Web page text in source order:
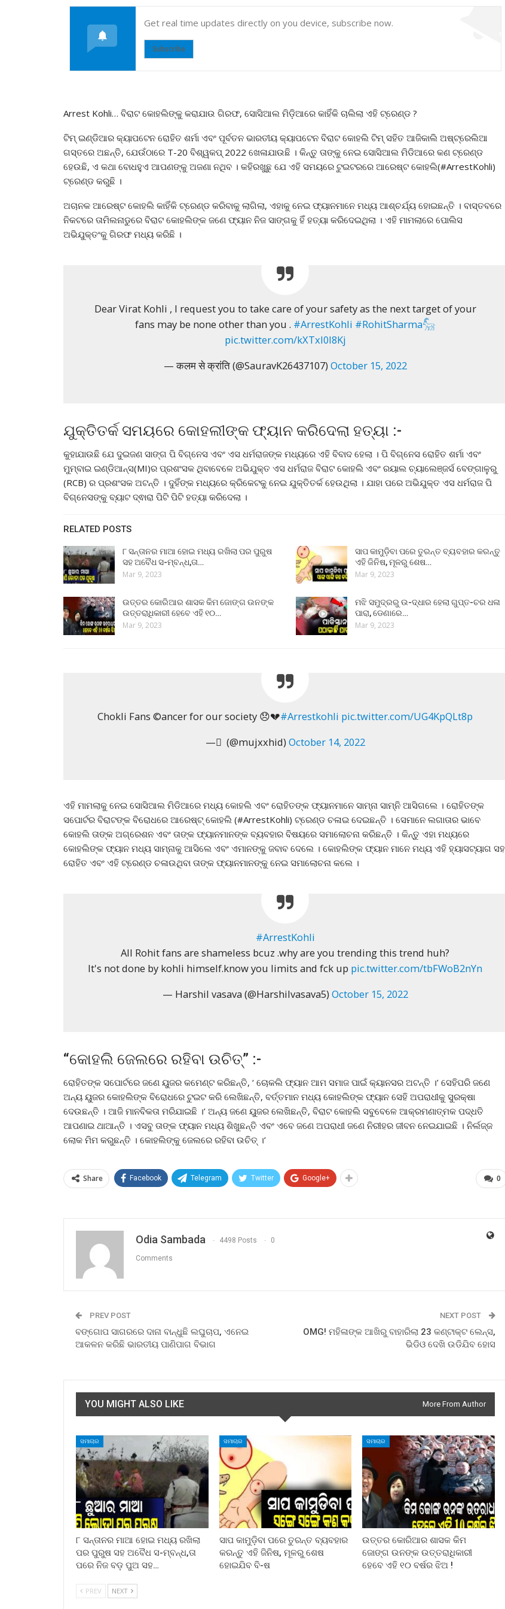
Get real time updates directly on you device, subscribe now.
Subscribe
Arrest Kohli… ବିରାଟ କୋହଲିଙ୍କୁ କରାଯାଉ ଗିରଫ, ସୋସିଆଲ ମିଡ଼ିଆରେ କାହିଁକି ଚାଲିଲା ଏହି ଟ୍ରେଣ୍ଡ ?
ଟିମ୍ ଇଣ୍ଡିଆର କ୍ୟାପଟେନ ରୋହିତ ଶର୍ମା ଏବଂ ପୂର୍ବତନ ଭାରତୀୟ କ୍ୟାପଟେନ ବିରାଟ କୋହଲି ଟିମ୍ ସହିତ ଆଜିକାଲି ଅଷ୍ଟ୍ରେଲିଆ
ଗସ୍ତରେ ଅଛନ୍ତି, ଯେଉଁଠାରେ T-20 ବିଶ୍ୱକପ୍ 2022 ଖେଳାଯାଉଛି । କିନ୍ତୁ ତାଙ୍କୁ ନେଇ ସୋସିଆଲ ମିଡିଆରେ କଣ ଟ୍ରେଣ୍ଡ
ହେଉଛି, ଏ କଥା ବୋଧହୁଏ ଆପଣଙ୍କୁ ଅଜଣା ନଥିବ । କହିରଖୁଛୁ ଯେ ଏହି ସମୟରେ ଟୁଇଟରରେ ଆରେଷ୍ଟ କୋହଲି(#ArrestKohli)
ଟ୍ରେଣ୍ଡ କରୁଛି ।
ଅଚାନକ ଆରେଷ୍ଟ କୋହଲି କାହିଁକି ଟ୍ରେଣ୍ଡ କରିବାକୁ ଲାଗିଲା, ଏହାକୁ ନେଇ ଫ୍ୟାନମାନେ ମଧ୍ୟ ଆଶ୍ଚର୍ଯ୍ୟ ହୋଇଛନ୍ତି । ବାସ୍ତବରେ
ନିକଟରେ ତାମିଲନାଡୁରେ ବିରାଟ କୋହଲିଙ୍କ ଜଣେ ଫ୍ୟାନ ନିଜ ସାଙ୍ଗକୁ ହିଁ ହତ୍ୟା କରିଦେଇଥିଲା । ଏହି ମାମଲାରେ ପୋଲିସ
ଅଭିଯୁକ୍ତଂକୁ ଗିରଫ ମଧ୍ୟ କରିଛି ।
Dear Virat Kohli , I request you to take care of your safety as the next target of your
fans may be none other than you . #ArrestKohli #RohitSharma𓃵
pic.twitter.com/kXTxI0I8Kj
— कलम से क्रांति (@SauravK26437107) October 15, 2022
ଯୁକ୍ତିତର୍କ ସମୟରେ କୋହଲୀଙ୍କ ଫ୍ୟାନ କରିଦେଲା ହତ୍ୟା :-
କୁହାଯାଉଛି ଯେ ଦୁଇଜଣ ସାଙ୍ଗ ପି ବିଗ୍ନେସ ଏବଂ ଏସ ଧର୍ମରାଜଙ୍କ ମଧ୍ୟରେ ଏହି ବିବାଦ ହେଲା । ପି ବିଗ୍ନେସ ରୋହିତ ଶର୍ମା ଏବଂ
ମୁମ୍ବାଇ ଇଣ୍ଡିଆନ୍ସ(MI)ର ପ୍ରଶଂସକ ଥିବାବେଳେ ଅଭିଯୁକ୍ତ ଏସ ଧର୍ମରାଜ ବିରାଟ କୋହଲି ଏବଂ ରୟାଲ ଚ୍ୟାଲେଞ୍ଜର୍ସ ବେଙ୍ଗାଳୁରୁ
(RCB) ର ପ୍ରଶଂସକ ଅଟନ୍ତି । ଦୁହିଁଙ୍କ ମଧ୍ୟରେ କ୍ରିକେଟକୁ ନେଇ ଯୁକ୍ତିତର୍କ ହେଉଥିଲା । ଯାହା ପରେ ଅଭିଯୁକ୍ତ ଏସ ଧର୍ମରାଜ ପି
ବିଗ୍ନେସଙ୍କୁ ବ୍ୟାଟ ଦ୍ଵାରା ପିଟି ପିଟି ହତ୍ୟା କରିଦେଲା ।
RELATED POSTS
୮ ସନ୍ତାନର ମାଆ ହୋଇ ମଧ୍ୟ ରଖିଲା ପର ପୁରୁଷ
ସହ ଅବୈଧ ସ-ମ୍ବନ୍ଧ,ତା…
Mar 9, 2023
ସାପ କାମୁଡ଼ିବା ପରେ ତୁରନ୍ତ ବ୍ୟବହାର କରନ୍ତୁ
ଏହି ଜିନିଷ, ମୂଳରୁ ଶେଷ…
Mar 9, 2023
ଉତ୍ତର କୋରିଆର ଶାସକ କିମ ଜୋଙ୍ଗ ଉନଙ୍କ
ଉତ୍ତରାଧିକାରୀ ହେବେ ଏହି ୧୦…
Mar 9, 2023
ମଝି ସମୁଦ୍ରରୁ ଉ-ଦ୍ଧାର ହେଲା ଗୁପ୍ତ-ଚର ଧଳା
ପାରା, ଡେଣାରେ…
Mar 9, 2023
Chokli Fans ©ancer for our society 😞💔#Arrestkohli pic.twitter.com/UG4KpQLt8p
— ٰ (@mujxxhid) October 14, 2022
ଏହି ମାମଲାକୁ ନେଇ ସୋସିଆଲ ମିଡିଆରେ ମଧ୍ୟ କୋହଲି ଏବଂ ରୋହିତଙ୍କ ଫ୍ୟାନମାନେ ସାମ୍ନା ସାମ୍ନି ଆସିଗଲେ । ରୋହିତଙ୍କ
ସପୋର୍ଟର ବିରାଟଙ୍କ ବିରୋଧରେ ଆରେଷ୍ଟ୍ କୋହଲି (#ArrestKohli) ଟ୍ରେଣ୍ଡ ଚଳାଇ ଦେଇଛନ୍ତି । ସେମାନେ ଲଗାତାର ଭାବେ
କୋହଲି ତାଙ୍କ ଅଗ୍ରେଶନ ଏବଂ ତାଙ୍କ ଫ୍ୟାନମାନଙ୍କ ବ୍ୟବହାର ବିଷୟରେ ସମାଲୋଚନା କରିଛନ୍ତି । କିନ୍ତୁ ଏହା ମଧ୍ୟରେ
କୋହଲିଙ୍କ ଫ୍ୟାନ ମଧ୍ୟ ସାମ୍ନାକୁ ଆସିଲେ ଏବଂ ଏମାନଙ୍କୁ ଜବାବ ଦେଲେ । କୋହଲିଙ୍କ ଫ୍ୟାନ ମାନେ ମଧ୍ୟ ଏହି ହ୍ୟାସଟ୍ୟାଗ ସହ
ରୋହିତ ଏବଂ ଏହି ଟ୍ରେଣ୍ଡ ଚଳାଉଥିବା ତାଙ୍କ ଫ୍ୟାନମାନଙ୍କୁ ନେଇ ସମାଲୋଚନା କଲେ ।
#ArrestKohli
All Rohit fans are shameless bcuz .why are you trending this trend huh?
It's not done by kohli himself.know you limits and fck up pic.twitter.com/tbFWoB2nYn
— Harshil vasava (@Harshilvasava5) October 15, 2022
“କୋହଲି ଜେଲରେ ରହିବା ଉଚିତ୍” :-
ରୋହିତଙ୍କ ସପୋର୍ଟରେ ଜଣେ ୟୁଜର କମେଣ୍ଟ କରିଛନ୍ତି, ‘ ଚୋକଲି ଫ୍ୟାନ ଆମ ସମାଜ ପାଇଁ କ୍ୟାନସର ଅଟନ୍ତି ।’ ସେହିପରି ଜଣେ
ଅନ୍ୟ ୟୁଜର କୋହଲିଙ୍କ ବିରୋଧରେ ଟୁଇଟ କରି ଲେଖିଛନ୍ତି, ବର୍ତ୍ତମାନ ମଧ୍ୟ କୋହଲିଙ୍କ ଫ୍ୟାନ ସେହି ଅପରାଧୀକୁ ସୁରକ୍ଷା
ଦେଉଛନ୍ତି । ଆଜି ମାନବିକତା ମରିଯାଇଛି ।’ ଅନ୍ୟ ଜଣେ ୟୁଜର ଲେଖିଛନ୍ତି, ବିରାଟ କୋହଲି ସବୁବେଳେ ଆକ୍ରମଣାତ୍ମକ ପଦ୍ଧତି
ଆପଣାଇ ଥାଆନ୍ତି । ଏସବୁ ତାଙ୍କ ଫ୍ୟାନ ମଧ୍ୟ ଶିଖୁଛନ୍ତି ଏବଂ ଏବେ ଜଣେ ଅପରାଧୀ ଜଣେ ନିରୀହର ଜୀବନ ନେଇଯାଇଛି । ନିର୍ଲଜ୍ଜ
ଲୋକ ମିମ କରୁଛନ୍ତି । କୋହଲିଙ୍କୁ ଜେଲରେ ରହିବା ଉଚିତ୍ ।’
0
Share Facebook Telegram Twitter Google+
Odia Sambada 4498 Posts 0
Comments
PREV POST
ବଙ୍ଗୋପ ସାଗରରେ ଦାନା ବାନ୍ଧୁଛି ଲଘୁଚାପ, ଏନେଇ
ଆକଳନ କରିଛି ଭାରତୀୟ ପାଣିପାଗ ବିଭାଗ
NEXT POST
OMG! ମହିଳାଙ୍କ ଆଖିରୁ ବାହାରିଲା 23 କଣ୍ଟାକ୍ଟ ଲେନ୍ସ,
ଭିଡିଓ ଦେଖି ଉଡିଯିବ ହୋସ
YOU MIGHT ALSO LIKE More From Author
ସମାଚାର
୮ ସନ୍ତାନର ମାଆ ହୋଇ ମଧ୍ୟ ରଖିଲା
ପର ପୁରୁଷ ସହ ଅବୈଧ ସ-ମ୍ବନ୍ଧ,ତା
ପରେ ନିଜ ବଡ଼ ପୁଅ ସହ…
ସମାଚାର
ସାପ କାମୁଡ଼ିବା ପରେ ତୁରନ୍ତ ବ୍ୟବହାର
କରନ୍ତୁ ଏହି ଜିନିଷ, ମୂଳରୁ ଶେଷ
ହୋଇଯିବ ବି-ଷ
ସମାଚାର
ଉତ୍ତର କୋରିଆର ଶାସକ କିମ
ଜୋଙ୍ଗ ଉନଙ୍କ ଉତ୍ତରାଧିକାରୀ
ହେବେ ଏହି ୧୦ ବର୍ଷର ଝିଅ !
PREV NEXT